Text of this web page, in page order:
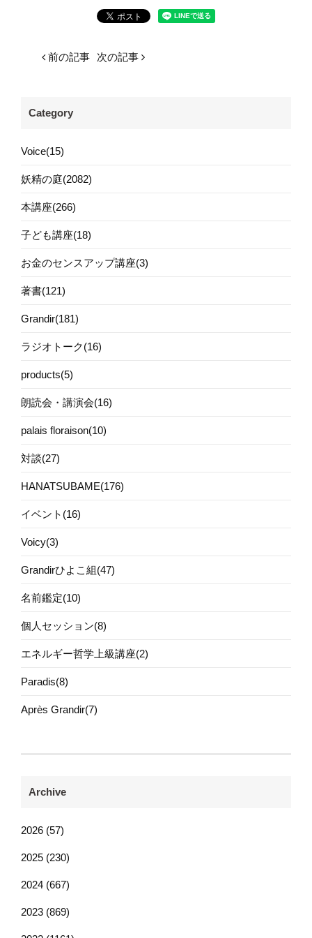
前の記事 次の記事
Category
Voice(15)
妖精の庭(2082)
本講座(266)
子ども講座(18)
お金のセンスアップ講座(3)
著書(121)
Grandir(181)
ラジオトーク(16)
products(5)
朗読会・講演会(16)
palais floraison(10)
対談(27)
HANATSUBAME(176)
イベント(16)
Voicy(3)
Grandirひよこ組(47)
名前鑑定(10)
個人セッション(8)
エネルギー哲学上級講座(2)
Paradis(8)
Après Grandir(7)
Archive
2026 (57)
2025 (230)
2024 (667)
2023 (869)